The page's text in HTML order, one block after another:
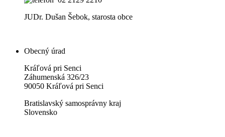
JUDr. Dušan Šebok, starosta obce
Obecný úrad
Kráľová pri Senci
Záhumenská 326/23
90050 Kráľová pri Senci
Bratislavský samosprávny kraj
Slovensko